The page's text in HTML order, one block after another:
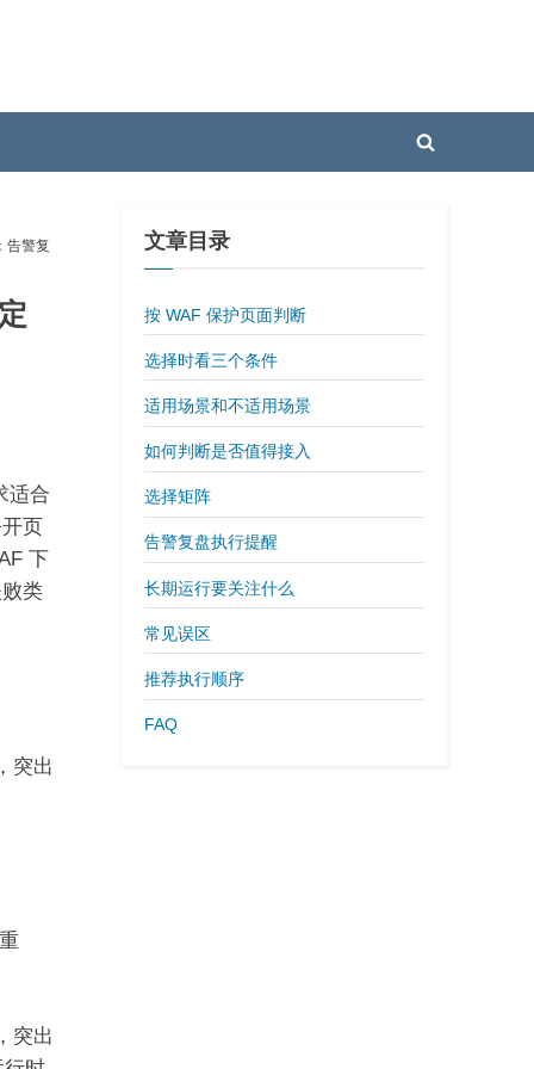
Toggle
告警复
适合
页
下
类
突出
突出
文章目录
按 WAF 保护页面判断
选择时看三个条件
适用场景和不适用场景
如何判断是否值得接入
选择矩阵
告警复盘执行提醒
长期运行要关注什么
常见误区
推荐执行顺序
FAQ